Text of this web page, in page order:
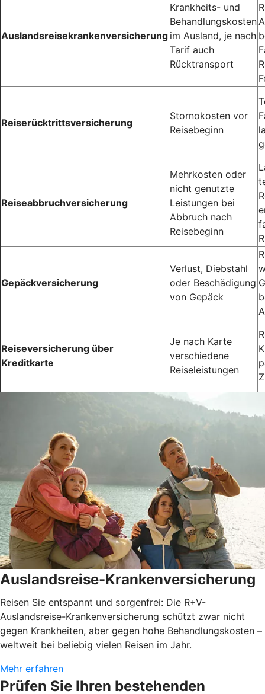
Auslandsreisekrankenversicherung
Krankheits- und
Behandlungskosten
im Ausland, je nach
Tarif auch
Rücktransport
Reiserücktrittsversicherung
Stornokosten vor
Reisebeginn
Reiseabbruchversicherung
Mehrkosten oder
nicht genutzte
Leistungen bei
Abbruch nach
Reisebeginn
Gepäckversicherung
Verlust, Diebstahl
oder Beschädigung
von Gepäck
Reiseversicherung über
Kreditkarte
Je nach Karte
verschiedene
Reiseleistungen
Auslandsreise-Krankenversicherung
Reisen Sie entspannt und sorgenfrei: Die R+V-
Auslandsreise-Krankenversicherung schützt zwar nicht
gegen Krankheiten, aber gegen hohe Behandlungskosten –
weltweit bei beliebig vielen Reisen im Jahr.
Mehr erfahren
Prüfen Sie Ihren bestehenden